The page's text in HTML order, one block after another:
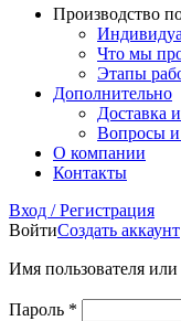
Производство
Что мы
Этапы
Дополнительно
Доставка
Вопросы и
О компании
Контакты
Вход / Регистрация
ВойтиСоздать аккаунт
Имя пользователя
Пароль *